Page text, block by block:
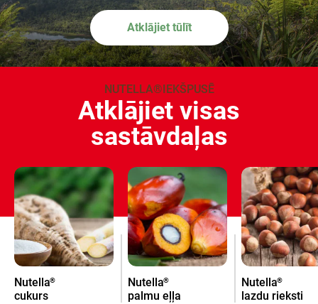
Atklājiet tūlīt
NUTELLA®IEKŠPUSĒ
Atklājiet visas
sastāvdaļas
Nutella®
cukurs
Nutella®
palmu eļļa
Nutella®
lazdu rieksti